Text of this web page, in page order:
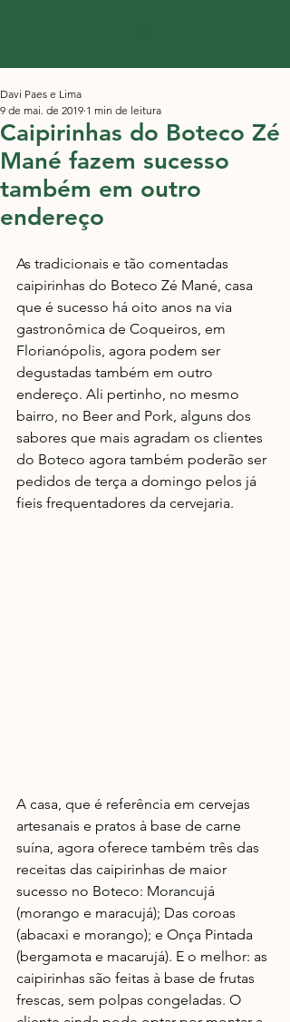
Caipirinhas do Boteco Zé
Mané fazem sucesso
também em outro
endereço
Davi Paes e Lima
9 de mai. de 2019 1 min de leitura
As tradicionais e tão comentadas
caipirinhas do Boteco Zé Mané, casa
que é sucesso há oito anos na via
gastronômica de Coqueiros, em
Florianópolis, agora podem ser
degustadas também em outro
endereço. Ali pertinho, no mesmo
bairro, no Beer and Pork, alguns dos
sabores que mais agradam os clientes
do Boteco agora também poderão ser
pedidos de terça a domingo pelos já
fieis frequentadores da cervejaria.
A casa, que é referência em cervejas
artesanais e pratos à base de carne
suína, agora oferece também três das
receitas das caipirinhas de maior
sucesso no Boteco: Morancujá
(morango e maracujá); Das coroas
(abacaxi e morango); e Onça Pintada
(bergamota e macarujá). E o melhor: as
caipirinhas são feitas à base de frutas
frescas, sem polpas congeladas. O